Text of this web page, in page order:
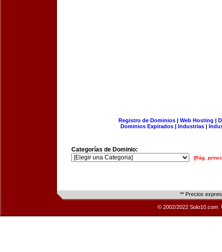
Registro de Dominios| Web Hosting |
Dominios Expirados | Industrias |
Categorías de Dominio:
[Pág.
** Precios
© 2002/2022 Solo10.com